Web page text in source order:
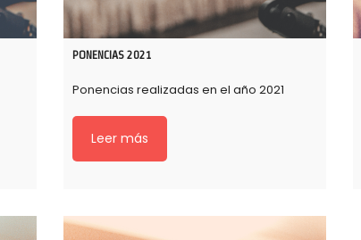
PONENCIAS 2021
Ponencias realizadas en el año 2021
Leer más